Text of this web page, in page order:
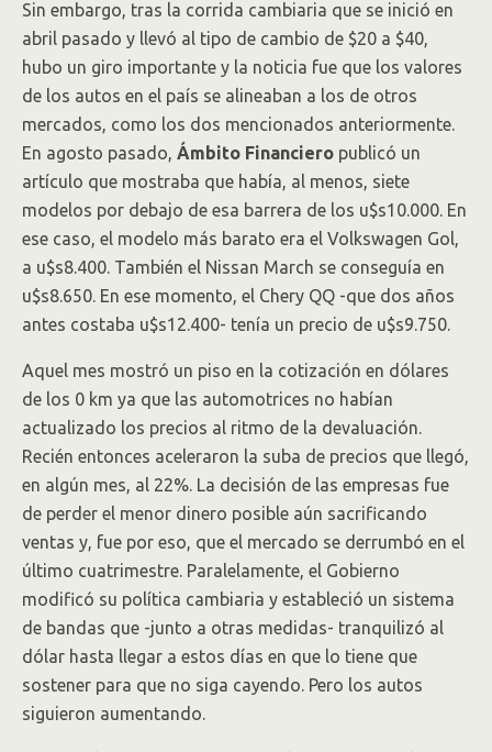
Sin embargo, tras la corrida cambiaria que se inició en
abril pasado y llevó al tipo de cambio de $20 a $40,
hubo un giro importante y la noticia fue que los valores
de los autos en el país se alineaban a los de otros
mercados, como los dos mencionados anteriormente.
En agosto pasado, Ámbito Financiero publicó un
artículo que mostraba que había, al menos, siete
modelos por debajo de esa barrera de los u$s10.000. En
ese caso, el modelo más barato era el Volkswagen Gol,
a u$s8.400. También el Nissan March se conseguía en
u$s8.650. En ese momento, el Chery QQ -que dos años
antes costaba u$s12.400- tenía un precio de u$s9.750.
Aquel mes mostró un piso en la cotización en dólares
de los 0 km ya que las automotrices no habían
actualizado los precios al ritmo de la devaluación.
Recién entonces aceleraron la suba de precios que llegó,
en algún mes, al 22%. La decisión de las empresas fue
de perder el menor dinero posible aún sacrificando
ventas y, fue por eso, que el mercado se derrumbó en el
último cuatrimestre. Paralelamente, el Gobierno
modificó su política cambiaria y estableció un sistema
de bandas que -junto a otras medidas- tranquilizó al
dólar hasta llegar a estos días en que lo tiene que
sostener para que no siga cayendo. Pero los autos
siguieron aumentando.